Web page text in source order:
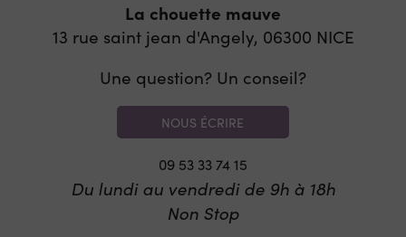
La chouette mauve
13 rue saint jean d'Angely, 06300 NICE
Une question? Un conseil?
NOUS ÉCRIRE
09 53 33 74 15
Du lundi au vendredi de 9h à 18h
Non Stop